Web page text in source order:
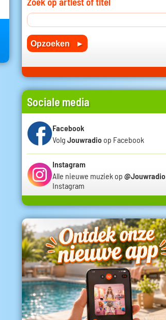
Sociale media
Facebook
Volg Jouwradio op Facebook
Instagram
Alle nieuwe muziek op @Jouwradio
Instagram